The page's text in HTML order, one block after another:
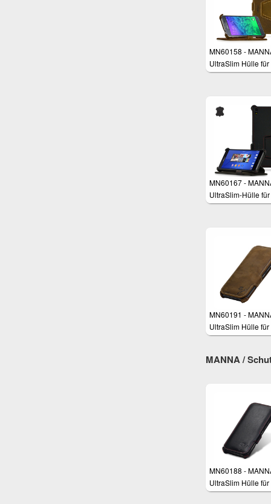
MN60158 -
UltraSlim Hülle für
Samsung Galaxy
MN60167 -
UltraSlim-Hülle
Xperia Z3, Z3+
MN60191 -
UltraSlim Hülle für
One M9
MANNA /
MN60188 -
UltraSlim Hülle für
One M9